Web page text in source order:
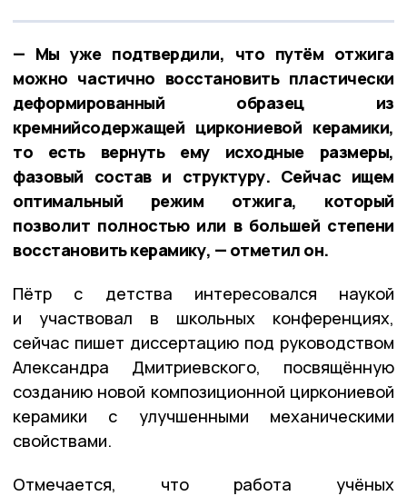
— Мы уже подтвердили, что путём отжига
можно частично восстановить пластически
деформированный образец из
кремнийсодержащей циркониевой керамики,
то есть вернуть ему исходные размеры,
фазовый состав и структуру. Сейчас ищем
оптимальный режим отжига, который
позволит полностью или в большей степени
восстановить керамику, — отметил он.
Пётр с детства интересовался наукой
и участвовал в школьных конференциях,
сейчас пишет диссертацию под руководством
Александра Дмитриевского, посвящённую
созданию новой композиционной циркониевой
керамики с улучшенными механическими
свойствами.
Отмечается, что работа учёных